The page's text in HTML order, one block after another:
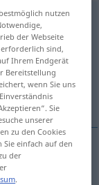
nutzen
der Webseite
sind,
Ihrem Endgerät
Bereitstellung
wenn Sie uns
Sie
unserer
zu den Cookies
einfach auf den
der
.